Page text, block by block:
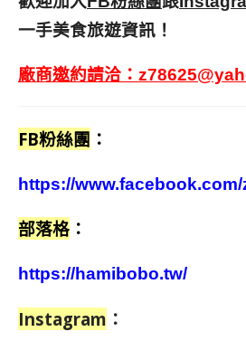
一手美食旅遊資訊！
廠商邀約請洽：
FB粉絲團 ：
https://www.facebook.com/
部落格 ：
https://hamibobo.tw/
Instagram ：